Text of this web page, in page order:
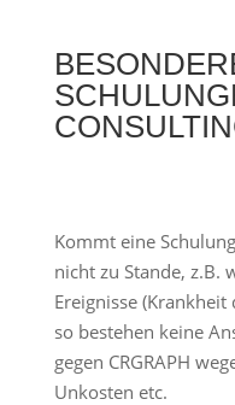
Kommt eine
nicht zu Stande, z.B.
Ereignisse (Krankheit
so bestehen keine
gegen CRGRAPH
Unkosten etc.